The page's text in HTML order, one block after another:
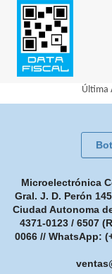
Última
Microelectrónica
Gral. J. D. Perón
Ciudad Autonoma
4371-0123 / 6507
0066 // WhatsApp: